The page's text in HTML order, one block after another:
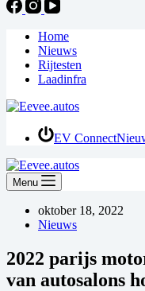
Home
Nieuws
Rijtesten
Laadinfra
EV Connect
Menu
oktober 18, 2022
Nieuws
2022 parijs
van autosalons